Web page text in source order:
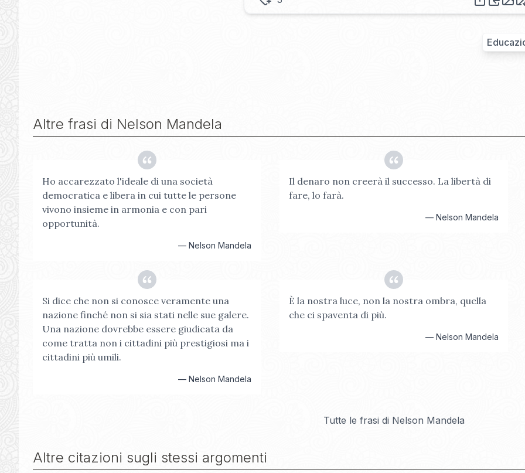
Altre frasi di Nelson Mandela
Ho accarezzato l'ideale di una società
democratica e libera in cui tutte le persone
vivono insieme in armonia e con pari
opportunità.
—Nelson Mandela
Il denaro non creerà il successo. La libertà di
fare, lo farà.
— Nelson Mandela
Si dice che non si conosce veramente una
nazione finché non si sia stati nelle sue galere.
Una nazione dovrebbe essere giudicata da
come tratta non i cittadini più prestigiosi ma i
cittadini più umili.
—Nelson Mandela
È la nostra luce, non la nostra ombra, quella
che ci spaventa di più.
— Nelson Mandela
Tutte le frasi di Nelson Mandela
Altre citazioni sugli stessi argomenti